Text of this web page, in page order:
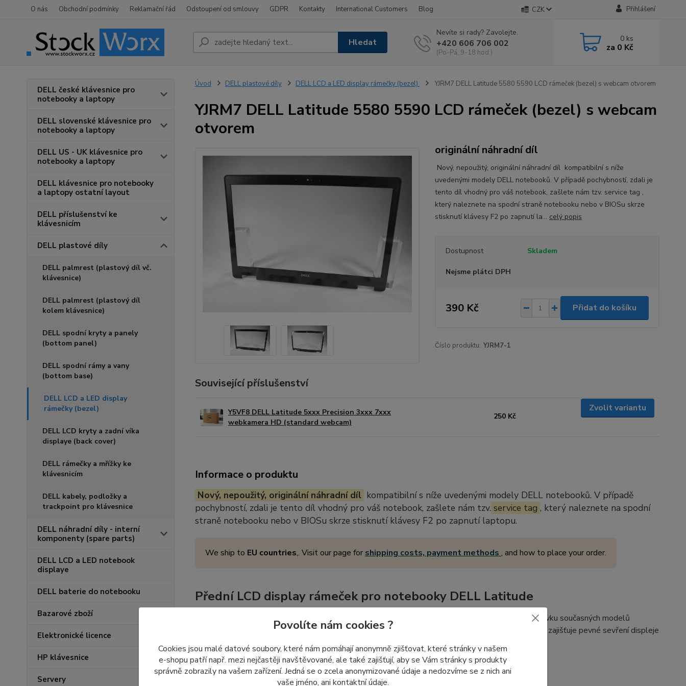
O nás Obchodní podmínky Reklamační řád Odstoupení od smlouvy GDPR Kontakty International Customers Blog CZK Přihlášení
Hledat
Nevíte si rady? Zavolejte.
+420 606 706 002
(Po-Pá, 9-18 hod.)
0 ks
za 0 Kč
DELL české klávesnice pro
notebooky a laptopy
DELL slovenské klávesnice pro
notebooky a laptopy
DELL US - UK klávesnice pro
notebooky a laptopy
DELL klávesnice pro notebooky
a laptopy ostatní layout
DELL příslušenství ke
klávesnicím
DELL plastové díly
DELL palmrest (plastový díl vč.
klávesnice)
DELL palmrest (plastový díl
kolem klávesnice)
DELL spodní kryty a panely
(bottom panel)
DELL spodní rámy a vany
(bottom base)
DELL LCD a LED display
rámečky (bezel)
DELL LCD kryty a zadní víka
displaye (back cover)
DELL rámečky a mřížky ke
klávesnicím
DELL kabely, podložky a
trackpoint pro klávesnice
DELL náhradní díly - interní
komponenty (spare parts)
DELL LCD a LED notebook
displaye
DELL baterie do notebooku
Bazarové zboží
Elektronické licence
HP klávesnice
Servery
Úvod DELL plastové díly DELL LCD a LED display rámečky (bezel) YJRM7 DELL Latitude 5580 5590 LCD rámeček (bezel) s webcam otvorem
YJRM7 DELL Latitude 5580 5590 LCD rámeček (bezel) s webcam
otvorem
originální náhradní díl
Nový, nepoužitý, originální náhradní díl kompatibilní s níže
uvedenými modely DELL notebooků. V případě pochybností, zdali je
tento díl vhodný pro váš notebook, zašlete nám tzv. service tag ,
který naleznete na spodní straně notebooku nebo v BIOSu skrze
stisknutí klávesy F2 po zapnutí la... celý popis
Dostupnost Skladem
Nejsme plátci DPH
390 Kč Přidat do košíku
Číslo produktu: YJRM7-1
Související příslušenství
Y5VF8 DELL Latitude 5xxx Precision 3xxx 7xxx
webkamera HD (standard webcam)
250 Kč
Zvolit variantu
Informace o produktu
Nový, nepoužitý, originální náhradní díl kompatibilní s níže uvedenými modely DELL notebooků. V případě
pochybností, zdali je tento díl vhodný pro váš notebook, zašlete nám tzv. service tag , který naleznete na spodní
straně notebooku nebo v BIOSu skrze stisknutí klávesy F2 po zapnutí laptopu.
We ship to EU countries,. Visit our page forshipping costs, payment methods, and how to place your order.
Přední LCD display rámeček pro notebooky DELL Latitude
displej rámeček
je důležitou součástí každého notebooku, která obklopuje a chrání obrazovku současných modelů
notebooků v zavřeném stavu prostřednictvím skrytého
. Tento magnet zajišťuje pevné sevření displeje
s tělem notebooku při jeho zaklapnutí, což přispívá k bezpečnosti a stabilitě vašeho zařízení.
Povolíte nám cookies ?
Cookies jsou malé datové soubory, které nám pomáhají anonymně zjišťovat, které stránky v našem
e-shopu patří např. mezi nejčastěji navštěvované, ale také zajišťují, aby se Vám stránky s produkty
správně zobrazily na vašem zařízení. Jedná se o zcela anonymizované údaje a nedozvíme se z nich ani
vaše jméno, ani kontaktní údaje.